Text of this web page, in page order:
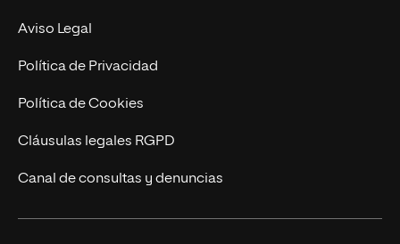
Experto Universitario
Postgrados
Cursos Universitarios
Nuestro Equipo
Trabaja en UNIR
Actualidad
UNIR Revista
Eventos
Aviso Legal
Política de Privacidad
Política de Cookies
Cláusulas legales RGPD
Canal de consultas y denuncias